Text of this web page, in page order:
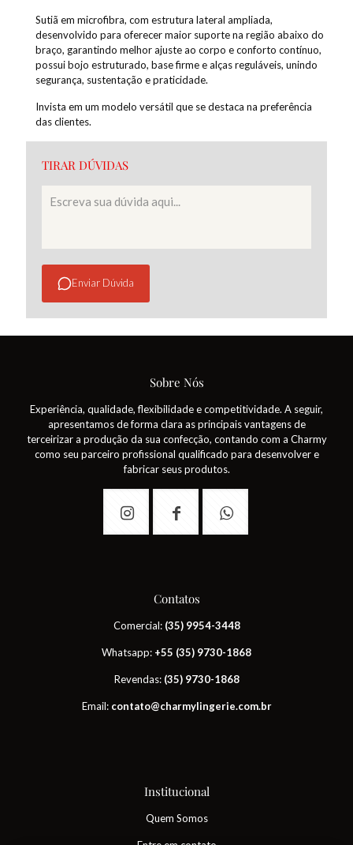
Sutiã em microfibra, com estrutura lateral ampliada,
desenvolvido para oferecer maior suporte na região abaixo do
braço, garantindo melhor ajuste ao corpo e conforto contínuo,
possui bojo estruturado, base firme e alças reguláveis, unindo
segurança, sustentação e praticidade.
Invista em um modelo versátil que se destaca na preferência
das clientes.
TIRAR DÚVIDAS
Enviar Dúvida
Sobre Nós
Experiência, qualidade, flexibilidade e competitividade. A seguir,
apresentamos de forma clara as principais vantagens de
terceirizar a produção da sua confecção, contando com a Charmy
como seu parceiro profissional qualificado para desenvolver e
fabricar seus produtos.
Contatos
Comercial: (35) 9954-3448
Whatsapp: +55 (35) 9730-1868
Revendas: (35) 9730-1868
Email: contato@charmylingerie.com.br
Institucional
Quem Somos